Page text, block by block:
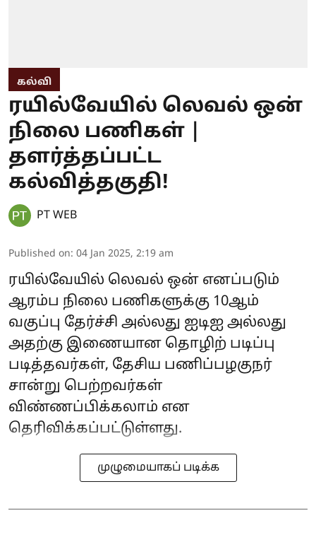
கல்வி
ரயில்வேயில் லெவல் ஒன்
நிலை பணிகள் |
தளர்த்தப்பட்ட
கல்வித்தகுதி!
PT WEB
Published on: 04 Jan 2025, 2:19 am
ரயில்வேயில் லெவல் ஒன் எனப்படும்
ஆரம்ப நிலை பணிகளுக்கு 10ஆம்
வகுப்பு தேர்ச்சி அல்லது ஐடிஐ அல்லது
அதற்கு இணையான தொழிற் படிப்பு
படித்தவர்கள், தேசிய பணிப்பழகுநர்
சான்று பெற்றவர்கள்
விண்ணப்பிக்கலாம் என
தெரிவிக்கப்பட்டுள்ளது.
முழுமையாகப் படிக்க